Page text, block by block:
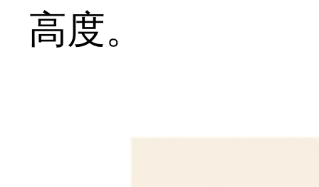
高度。